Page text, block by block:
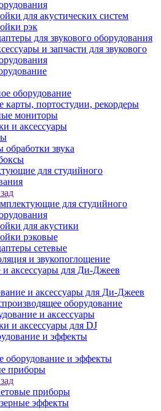
для акустических систем
рэк
для звукового оборудования
и запчасти для звукового
оборудование
карты, портостудии, рекордеры
мониторы
и аксессуары
звука
для студийного
для студийного
для акустики
рэковые
сетевые
и звукопоглощение
аксессуары для Ди-Джеев
и аксессуары для Ди-Джеев
оборудование
и аксессуары
и аксессуары для DJ
и эффекты
оборудование и эффекты
приборы
приборы
эффекты